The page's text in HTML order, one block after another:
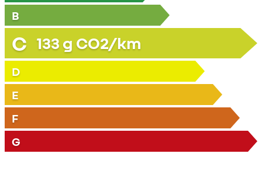
B
C 133 g CO2/km
D
E
F
G